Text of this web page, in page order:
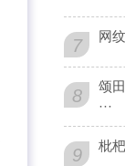
7 网
8
颂
···
9 枇